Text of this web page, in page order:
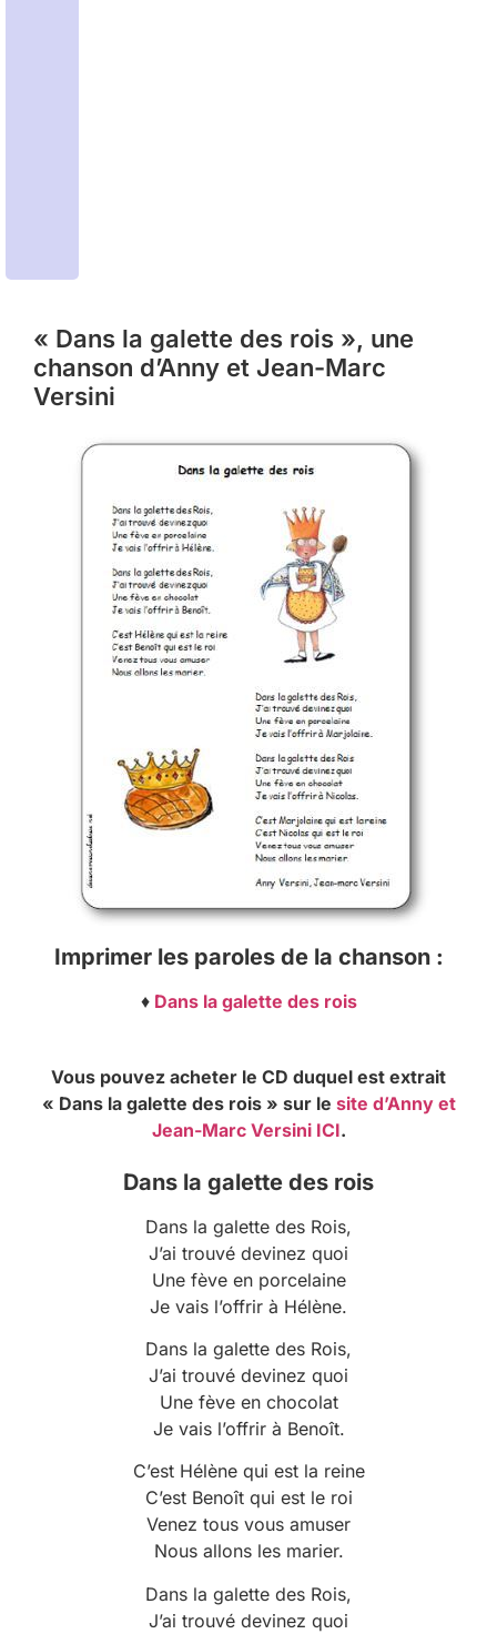
« Dans la galette des rois », une
chanson d’Anny et Jean-Marc
Versini
Imprimer les paroles de la chanson :
♦Dans la galette des rois
Vous pouvez acheter le CD duquel est extrait
« Dans la galette des rois » sur le site d’Anny et
Jean-Marc Versini ICI.
Dans la galette des rois
Dans la galette des Rois,
J’ai trouvé devinez quoi
Une fève en porcelaine
Je vais l’offrir à Hélène.
Dans la galette des Rois,
J’ai trouvé devinez quoi
Une fève en chocolat
Je vais l’offrir à Benoît.
C’est Hélène qui est la reine
C’est Benoît qui est le roi
Venez tous vous amuser
Nous allons les marier.
Dans la galette des Rois,
J’ai trouvé devinez quoi